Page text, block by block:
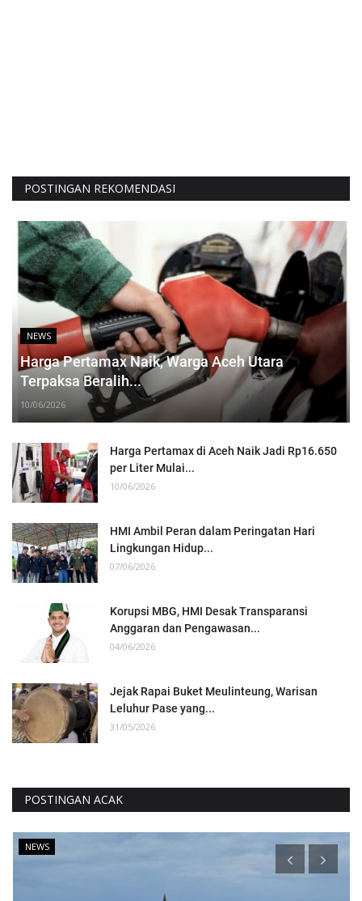
POSTINGAN REKOMENDASI
NEWS
Harga Pertamax Naik, Warga Aceh Utara
Terpaksa Beralih...
10/06/2026
Harga Pertamax di Aceh Naik Jadi Rp16.650
per Liter Mulai...
10/06/2026
HMI Ambil Peran dalam Peringatan Hari
Lingkungan Hidup...
07/06/2026
Korupsi MBG, HMI Desak Transparansi
Anggaran dan Pengawasan...
04/06/2026
Jejak Rapai Buket Meulinteung, Warisan
Leluhur Pase yang...
31/05/2026
POSTINGAN ACAK
NEWS